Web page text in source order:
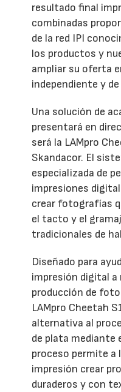
resultado final
combinadas
de la red IPI
los productos y
ampliar su oferta
independiente y
Una solución de
presentará en
será la LAMpro
Skandacor. El
especializada de
impresiones
crear fotografías
el tacto y el
tradicionales de
Diseñado para
impresión digital
producción de
LAMpro Cheetah
alternativa al
de plata mediante
proceso permite a
impresión crear
duraderos y con